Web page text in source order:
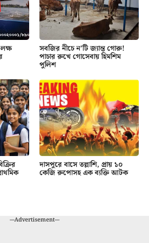
সবজির নীচে ন’টি জ্যান্ত গোরু!
পাচার রুখে গোসেবায় হিমশিম
পুলিশ
দাসপুরে বাসে তল্লাশি, প্রায় ১০
কেজি রুপোসহ এক ব্যক্তি আটক
---Advertisement---